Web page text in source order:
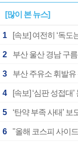
[많이 본 뉴스]
1
2
3 부산 주유소 휘발
4
5
6 "올해 코스피 사이